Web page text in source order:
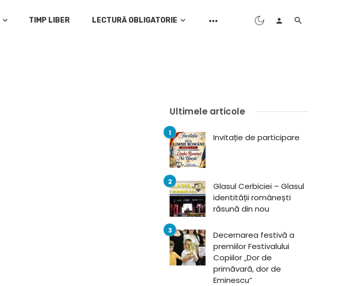
TIMP LIBER LECTURĂ OBLIGATORIE
Ultimele articole
Invitație de participare
Glasul Cerbiciei – Glasul
identității românești
răsună din nou
Decernarea festivă a
premiilor Festivalului
Copiilor „Dor de
primăvară, dor de
Eminescu”